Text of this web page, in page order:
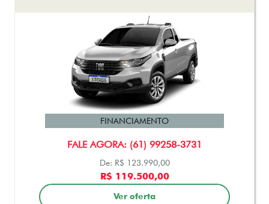
Ver oferta
STRADA
STRADA FREEDOM CABINE PLUS 1.3 FLEX 2026